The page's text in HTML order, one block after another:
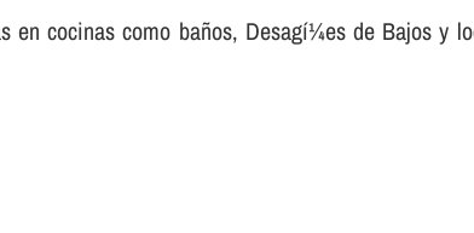
en cocinas como baños, Desagí¼es de Bajos y